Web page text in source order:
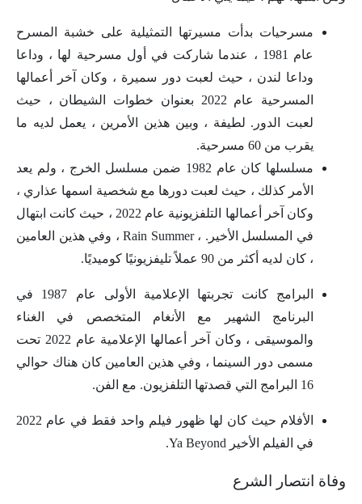
مسرحيات بدأت مسيرتها التمثيلية على خشبة المسرح
عام 1981 ، عندما شاركت في أول مسرحية لها ، وداعا
وداعا لندن ، حيث لعبت دور سميرة ، وكان آخر أعمالها
المسرحية عام 2022 بعنوان خطوات الشيطان ، حيث
لعبت الدور. لطيفة ، وبين هذين الأمرين ، يعمل لديه ما
يقرب من 60 مسرحية.
مسلسلها كان عام 1982 ضمن مسلسل الخرج ، ولم يعد
الأمر كذلك ، حيث لعبت دورها مع شخصية اسمها عذاري ،
وكان آخر أعمالها التلفزيونية عام 2022 ، حيث كانت ابتهال
في المسلسل الأخير. ، Rain Summer ، وفي هذين العامين
، كان لديه أكثر من 90 عملاً تليفزيونيًا كوميديًا.
البرامج كانت تجربتها الإعلامية الأولى عام 1987 في
البرنامج الشهير مع الأنغام المتخصص في الغناء
والموسيقى ، وكان آخر أعمالها الإعلامية عام 2022 تحت
مسمى دور السينما ، وفي هذين العامين كان هناك حوالي
16 البرامج التي قصدتها التلفزيون. مع الفن.
الأفلام حيث كان لها ظهور فيلم واحد فقط في عام 2022
في الفيلم الأخير Ya Beyond.
وفاة انتصار الشرع